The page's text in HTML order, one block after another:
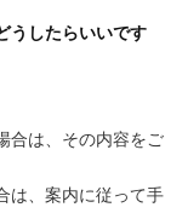
うしたらいいです
合は、その内容をご
は、案内に従って手